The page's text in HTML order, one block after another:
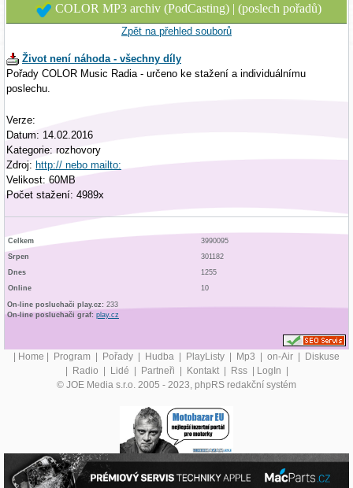
COLOR MP3 archiv (PodCasting) | (poslech pořadů)
Zpět na přehled souborů
Život není náhoda - všechny díly
Pořady COLOR Music Radia - určeno ke stažení a individuálnímu
poslechu.
Verze:
Datum: 14.02.2016
Kategorie: rozhovory
Zdroj: http:// nebo mailto:
Velikost: 60MB
Počet stažení: 4989x
Celkem
3990095
Srpen
301182
Dnes
1255
Online
10
On-line posluchači play.cz: 233
On-line posluchači graf: play.cz
| Home | Program | Pořady | Hudba | PlayListy | Mp3 | on-Air | Diskuse
| Radio | Lidé | Partneři | Kontakt | Rss | LogIn |
© JOE Media s.r.o. 2005 - 2023, phpRS redakční systém